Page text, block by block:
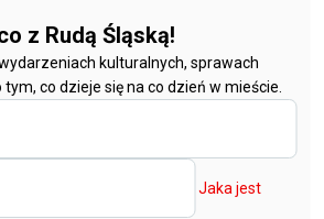
z Rudą Śląską!
kulturalnych, sprawach
co dzieje się na co dzień w mieście.
Jaka jest